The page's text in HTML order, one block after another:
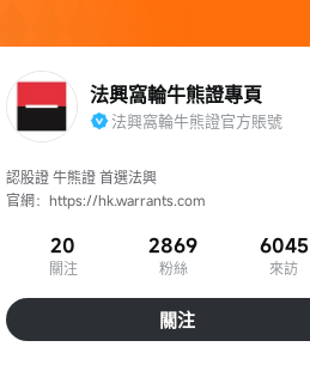
法興窩輪牛熊證專頁
法興窩輪牛熊證官方賬號
認股證 牛熊證 首選法興
官網：https://hk.warrants.com
20
關注
2869
粉絲
6045
來訪
關注